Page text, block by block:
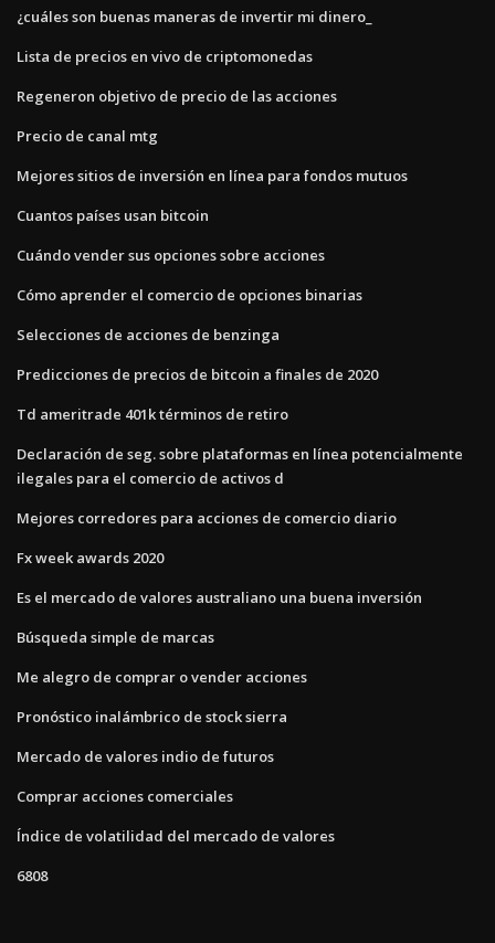
¿cuáles son buenas maneras de invertir mi dinero_
Lista de precios en vivo de criptomonedas
Regeneron objetivo de precio de las acciones
Precio de canal mtg
Mejores sitios de inversión en línea para fondos mutuos
Cuantos países usan bitcoin
Cuándo vender sus opciones sobre acciones
Cómo aprender el comercio de opciones binarias
Selecciones de acciones de benzinga
Predicciones de precios de bitcoin a finales de 2020
Td ameritrade 401k términos de retiro
Declaración de seg. sobre plataformas en línea potencialmente
ilegales para el comercio de activos d
Mejores corredores para acciones de comercio diario
Fx week awards 2020
Es el mercado de valores australiano una buena inversión
Búsqueda simple de marcas
Me alegro de comprar o vender acciones
Pronóstico inalámbrico de stock sierra
Mercado de valores indio de futuros
Comprar acciones comerciales
Índice de volatilidad del mercado de valores
6808